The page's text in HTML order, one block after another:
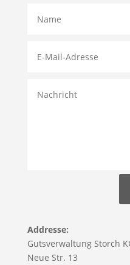
Addresse:
Gutsverwaltung Storch
Neue Str. 13